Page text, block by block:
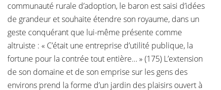
communauté rurale d’adoption, le baron est saisi d’idées
de grandeur et souhaite étendre son royaume, dans un
geste conquérant que lui-même présente comme
altruiste : « C’était une entreprise d’utilité publique, la
fortune pour la contrée tout entière… » (175) L’extension
de son domaine et de son emprise sur les gens des
environs prend la forme d’un jardin des plaisirs ouvert à